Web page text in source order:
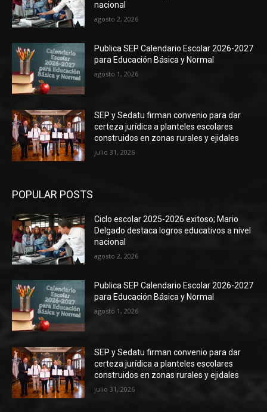
nacional
agosto 2, 2026
Publica SEP Calendario Escolar 2026-2027
para Educación Básica y Normal
agosto 1, 2026
SEP y Sedatu firman convenio para dar
certeza jurídica a planteles escolares
construidos en zonas rurales y ejidales
julio 31, 2026
POPULAR POSTS
Ciclo escolar 2025-2026 exitoso; Mario
Delgado destaca logros educativos a nivel
nacional
agosto 2, 2026
Publica SEP Calendario Escolar 2026-2027
para Educación Básica y Normal
agosto 1, 2026
SEP y Sedatu firman convenio para dar
certeza jurídica a planteles escolares
construidos en zonas rurales y ejidales
julio 31, 2026